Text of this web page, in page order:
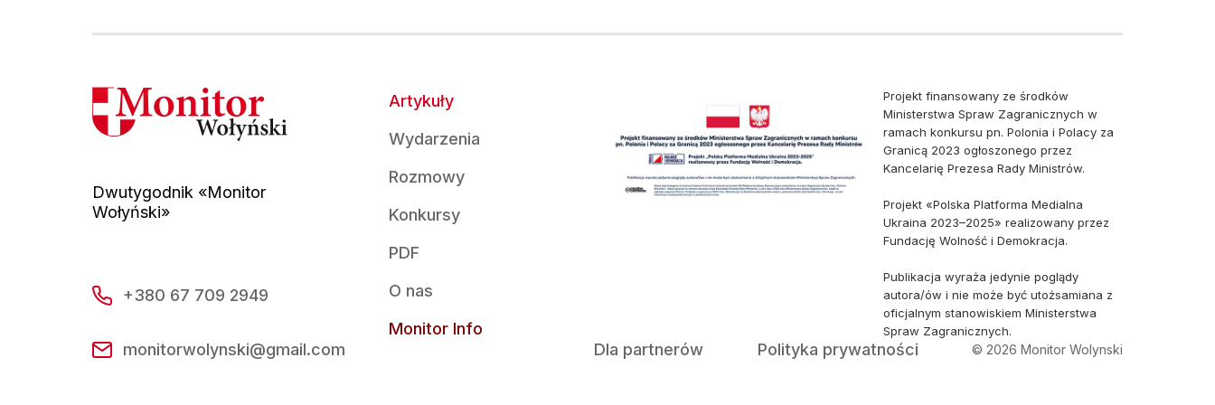
Dwutygodnik «Monitor
Wołyński»
+380 67 709 2949
monitorwolynski@gmail.com
Artykuły
Wydarzenia
Rozmowy
Konkursy
PDF
O nas
Monitor Info
Projekt finansowany ze środków
Ministerstwa Spraw Zagranicznych w
ramach konkursu pn. Polonia i Polacy za
Granicą 2023 ogłoszonego przez
Kancelarię Prezesa Rady Ministrów.
Projekt «Polska Platforma Medialna
Ukraina 2023–2025» realizowany przez
Fundację Wolność i Demokracja.
Publikacja wyraża jedynie poglądy
autora/ów i nie może być utożsamiana z
oficjalnym stanowiskiem Ministerstwa
Spraw Zagranicznych.
Dla partnerów Polityka prywatności © 2026 Monitor Wolynski